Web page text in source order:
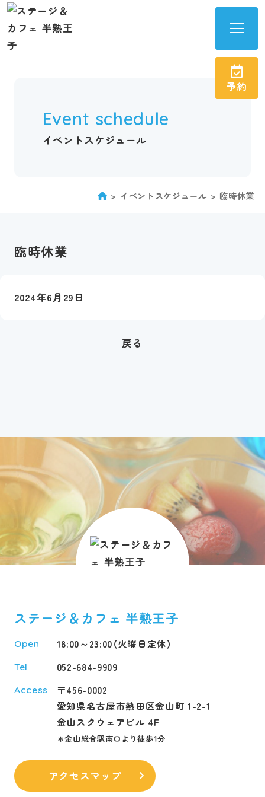
Event schedule
イベントスケジュール
イベントスケジュール 臨時休業
臨時休業
2024年6月29日
戻る
ステージ＆カフェ 半熟王子
Open 18:00～23:00（火曜日定休）
Tel 052-684-9909
Access
〒456-0002
愛知県名古屋市熱田区金山町 1-2-1
金山スクウェアビル 4F
＊金山総合駅南口より徒歩1分
アクセスマップ
半
熟
王
子
ュ
予約